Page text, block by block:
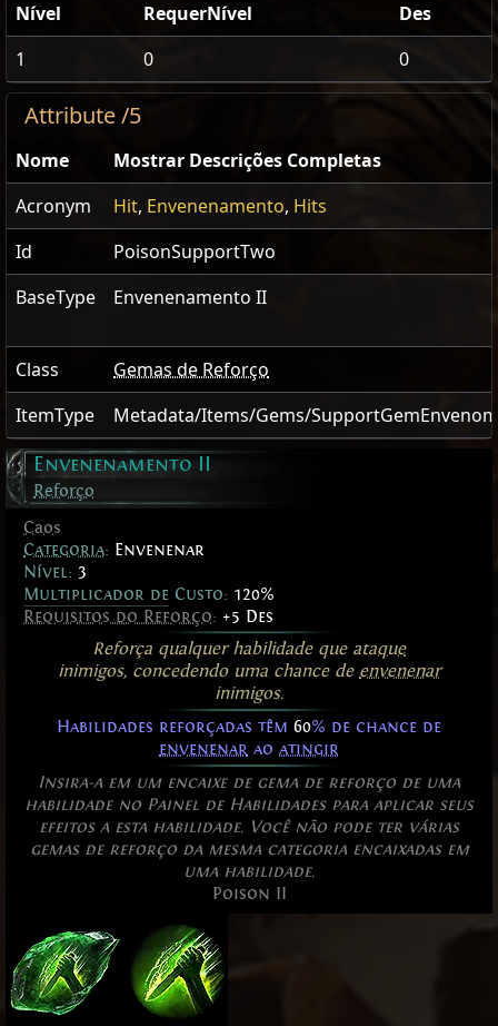
Nível RequerNível
Des
1
0 0
Attribute /5
Nome
Mostrar Descrições Completas
Acronym
Hit, Envenenamento, Hits
Id
PoisonSupportTwo
BaseType
Envenenamento II
Class
Gemas de Reforço
ItemType
Metadata/Items/Gems/
Envenenamento II
Reforço
Caos
Categoria: Envenenar
Nível: 3
Multiplicador de Custo: 120%
Requisitos do Reforço: +5 Des
Reforça qualquer habilidade que ataque
inimigos, concedendo uma chance de envenenar
inimigos.
Habilidades reforçadas têm 60% de chance de
envenenar ao atingir
Insira-a em um encaixe de gema de reforço de uma
habilidade no Painel de Habilidades para aplicar seus
efeitos a esta habilidade. Você não pode ter várias
gemas de reforço da mesma categoria encaixadas em
uma habilidade.
Poison II